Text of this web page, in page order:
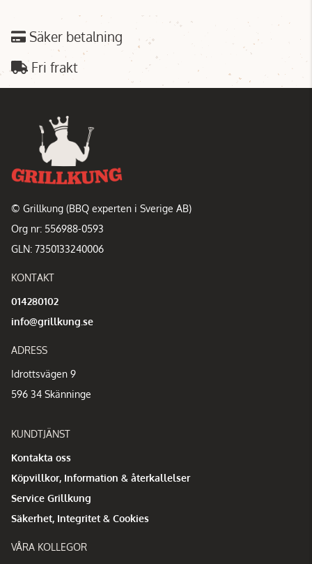
Säker betalning
Fri frakt
© Grillkung (BBQ experten i Sverige AB)
Org nr: 556988-0593
GLN: 7350133240006
KONTAKT
014280102
info@grillkung.se
ADRESS
Idrottsvägen 9
596 34 Skänninge
KUNDTJÄNST
Kontakta oss
Köpvillkor, Information & återkallelser
Service Grillkung
Säkerhet, Integritet & Cookies
VÅRA KOLLEGOR